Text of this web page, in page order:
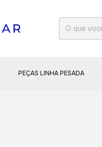
PEÇAS LINHA PESADA